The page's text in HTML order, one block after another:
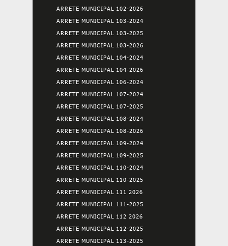
ARRETE MUNICIPAL 102-2026
ARRETE MUNICIPAL 103-2024
ARRETE MUNICIPAL 103-2025
ARRETE MUNICIPAL 103-2026
ARRETE MUNICIPAL 104-2024
ARRETE MUNICIPAL 104-2026
ARRETE MUNICIPAL 106-2024
ARRETE MUNICIPAL 107-2024
ARRETE MUNICIPAL 107-2025
ARRETE MUNICIPAL 108-2024
ARRETE MUNICIPAL 108-2026
ARRETE MUNICIPAL 109-2024
ARRETE MUNICIPAL 109-2025
ARRETE MUNICIPAL 110-2024
ARRETE MUNICIPAL 110-2025
ARRETE MUNICIPAL 111 2026
ARRETE MUNICIPAL 111-2025
ARRETE MUNICIPAL 112 2026
ARRETE MUNICIPAL 112-2025
ARRETE MUNICIPAL 113-2025